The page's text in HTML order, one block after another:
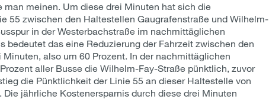
meinen. Um diese drei Minuten hat sich die
55 zwischen den Haltestellen Gaugrafenstraße und Wilhelm-
in der Westerbachstraße im nachmittäglichen
bedeutet das eine Reduzierung der Fahrzeit zwischen den
also um 60 Prozent. In der nachmittäglichen
aller Busse die Wilhelm-Fay-Straße pünktlich, zuvor
die Pünktlichkeit der Linie 55 an dieser Haltestelle von
jährliche Kostenersparnis durch diese drei Minuten